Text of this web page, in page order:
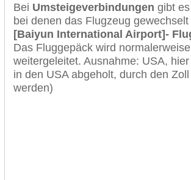
Bei Umsteigeverbindungen gibt
bei denen das Flugzeug
[Baiyun International Airport]-
Das Fluggepäck wird
weitergeleitet. Ausnahme: USA,
in den USA abgeholt, durch den
werden)